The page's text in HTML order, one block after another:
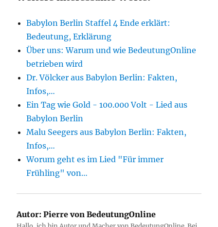
Babylon Berlin Staffel 4 Ende erklärt:
Bedeutung, Erklärung
Über uns: Warum und wie BedeutungOnline
betrieben wird
Dr. Völcker aus Babylon Berlin: Fakten,
Infos,…
Ein Tag wie Gold - 100.000 Volt - Lied aus
Babylon Berlin
Malu Seegers aus Babylon Berlin: Fakten,
Infos,…
Worum geht es im Lied "Für immer
Frühling" von…
Autor: Pierre von BedeutungOnline